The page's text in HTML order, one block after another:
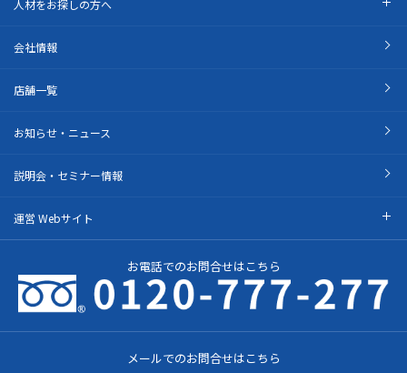
人材をお探しの方へ
会社情報
店舗一覧
お知らせ・ニュース
説明会・セミナー情報
運営 Webサイト
お電話でのお問合せはこちら
メールでのお問合せはこちら